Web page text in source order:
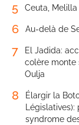
5 Ceuta,
6 Au-delà de
7
El Jadida:
colère monte
Oulja
8
Élargir la
syndrome